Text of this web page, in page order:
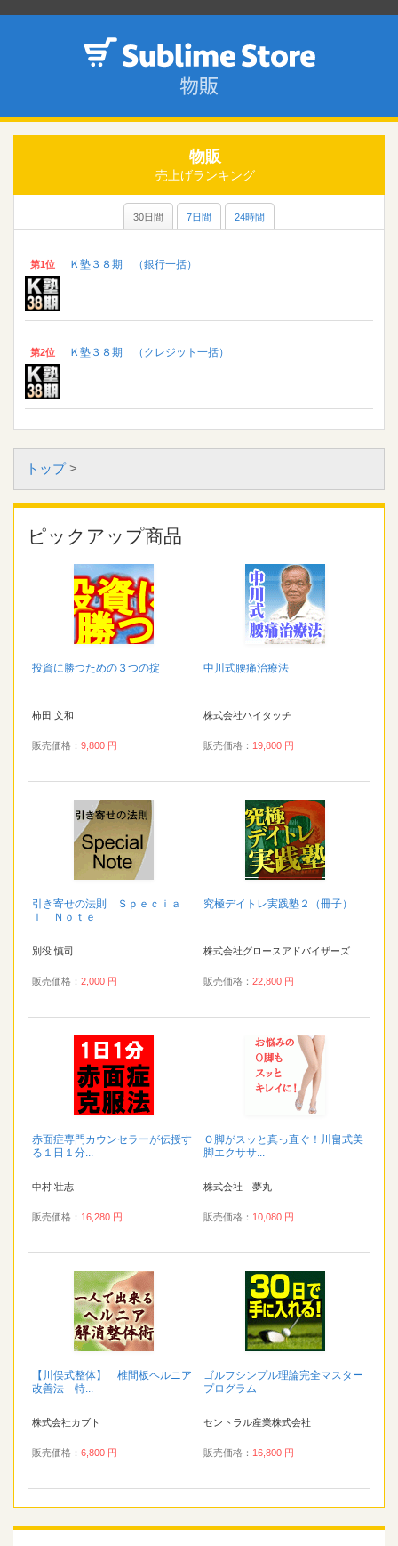
物販
売上げランキング
30日間 7日間 24時間
第1位 Ｋ塾３８期 （銀行一括）
第2位 Ｋ塾３８期 （クレジット一括）
トップ>
ピックアップ商品
投資に勝つための３つの掟
柿田 文和
販売価格： 9,800 円
中川式腰痛治療法
株式会社ハイタッチ
販売価格： 19,800 円
引き寄せの法則 Ｓｐｅｃｉａ
ｌ Ｎｏｔｅ
別役 慎司
販売価格： 2,000 円
究極デイトレ実践塾２（冊子）
株式会社グロースアドバイザーズ
販売価格： 22,800 円
赤面症専門カウンセラーが伝授す
る１日１分...
中村 壮志
販売価格： 16,280 円
Ｏ脚がスッと真っ直ぐ！川畠式美
脚エクササ...
株式会社 夢丸
販売価格： 10,080 円
【川俣式整体】 椎間板ヘルニア
改善法 特...
株式会社カブト
販売価格： 6,800 円
ゴルフシンプル理論完全マスター
プログラム
セントラル産業株式会社
販売価格： 16,800 円